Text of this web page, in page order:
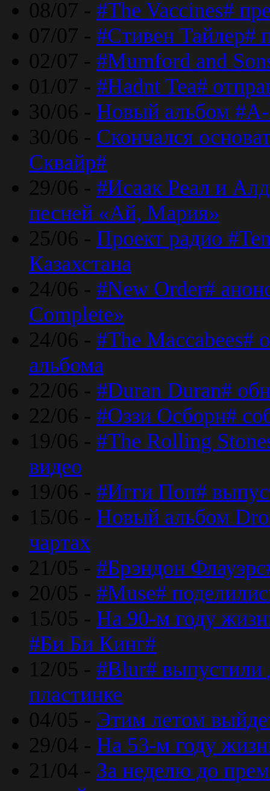
08/07 - #The Vaccines#
07/07 - #Стивен Тайлер#
02/07 - #Mumford and
01/07 - #Hadnt Tea#
30/06 - Новый альбом #A-
30/06 - Скончался
Сквайр#
29/06 - #Исаак Реал и
песней «Ай, Мария»
25/06 - Проект радио
Казахстана
24/06 - #New Order#
Complete»
24/06 - #The Maccabees#
альбома
22/06 - #Duran Duran#
22/06 - #Оззи Осборн#
19/06 - #The Rolling
видео
19/06 - #Игги Поп#
15/06 - Новый альбом
чартах
21/05 - #Брэндон
20/05 - #Muse#
15/05 - На 90-м году
#Би Би Кинг#
12/05 - #Blur# выпустили
пластинке
04/05 - Этим летом
29/04 - На 53-м году
21/04 - За неделю до